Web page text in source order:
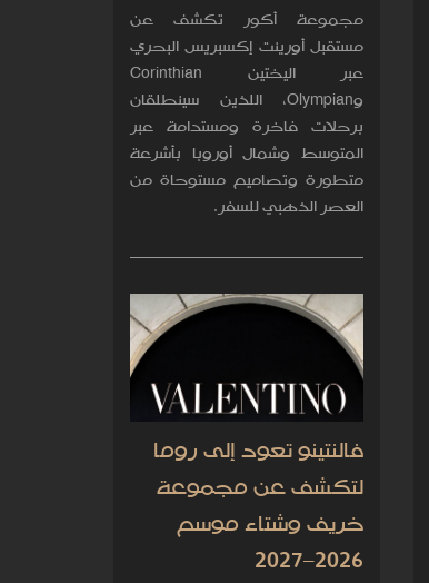
مجموعة أكور تكشف عن
مستقبل أورينت إكسبريس البحري
عبر اليختين Corinthian
وOlympian، اللذين سينطلقان
برحلات فاخرة ومستدامة عبر
المتوسط وشمال أوروبا بأشرعة
متطورة وتصاميم مستوحاة من
العصر الذهبي للسفر.
فالنتينو تعود إلى روما
لتكشف عن مجموعة
خريف وشتاء موسم
2026–2027